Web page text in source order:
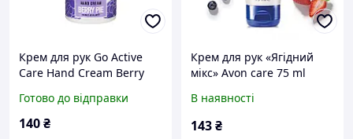
Крем для рук Go Active
Care Hand Cream Berry
ягідний пиріг, 350ml
Готово до відправки
140₴
Крем для рук «Ягідний
мікс» Avon care 75 ml
В наявності
143₴